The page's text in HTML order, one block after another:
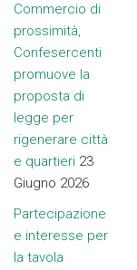
Commercio di
prossimità,
Confesercenti
promuove la
proposta di
legge per
rigenerare città
e quartieri 23
Giugno 2026
Partecipazione
e interesse per
la tavola